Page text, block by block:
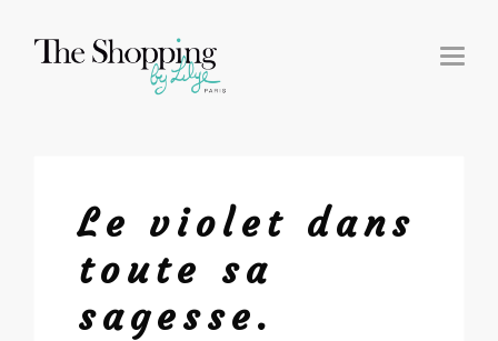
T
O
Le violet dans
toute sa
sagesse.